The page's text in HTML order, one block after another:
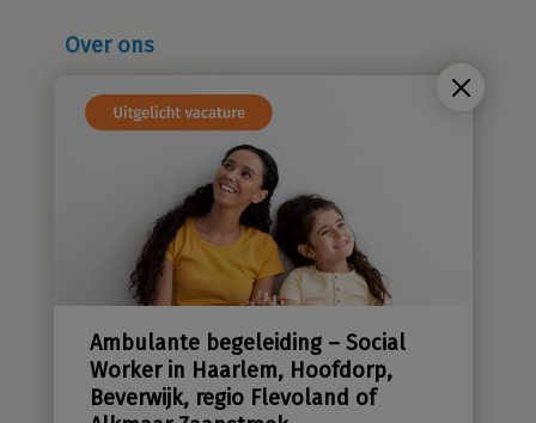
Ambulante begeleiding – Social
Worker in Haarlem, Hoofdorp,
Beverwijk, regio Flevoland of
Over ons
Cliëntenraad
Sensatieve methodiek
Groene zorg
Stichting Sensa
Contact